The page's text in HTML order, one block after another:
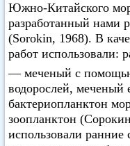
Южно-Китайского
разработанный нами
(Sorokin, 1968). В
работ использовали:
— меченый с
водорослей, меченый
бактериопланктон
зоопланктон
использовали ранние